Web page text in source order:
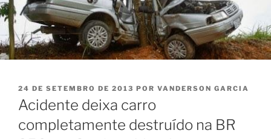
PUBLICADO
EM
24 DE SETEMBRO DE 2013 POR VANDERSON GARCIA
Acidente deixa carro
completamente destruído na BR